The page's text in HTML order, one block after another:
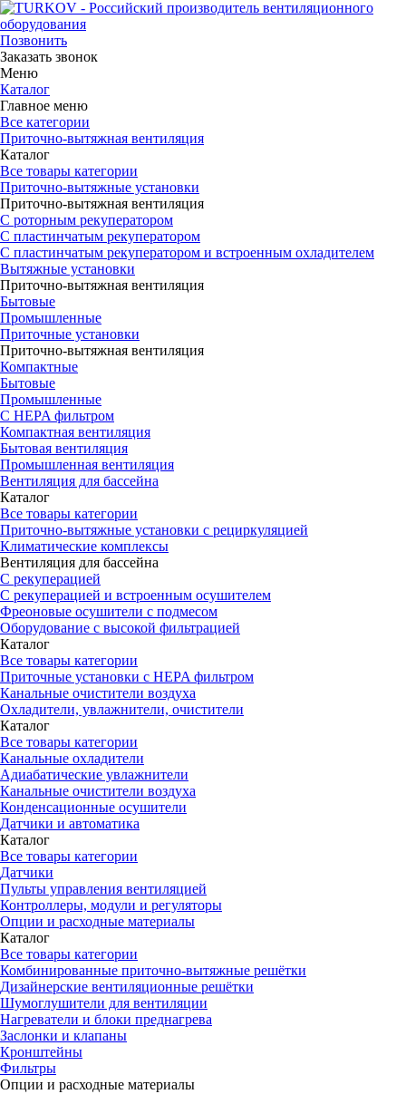
Позвонить
Заказать звонок
Меню
Каталог
Главное меню
Все категории
Приточно-вытяжная вентиляция
Каталог
Все товары категории
Приточно-вытяжные установки
Приточно-вытяжная вентиляция
С роторным рекуператором
С пластинчатым рекуператором
С пластинчатым рекуператором и встроенным охладителем
Вытяжные установки
Приточно-вытяжная вентиляция
Бытовые
Промышленные
Приточные установки
Приточно-вытяжная вентиляция
Компактные
Бытовые
Промышленные
С HEPA фильтром
Компактная вентиляция
Бытовая вентиляция
Промышленная вентиляция
Вентиляция для бассейна
Каталог
Все товары категории
Приточно-вытяжные установки с рециркуляцией
Климатические комплексы
Вентиляция для бассейна
С рекуперацией
С рекуперацией и встроенным осушителем
Фреоновые осушители с подмесом
Оборудование с высокой фильтрацией
Каталог
Все товары категории
Приточные установки c HEPA фильтром
Канальные очистители воздуха
Охладители, увлажнители, очистители
Каталог
Все товары категории
Канальные охладители
Адиабатические увлажнители
Канальные очистители воздуха
Конденсационные осушители
Датчики и автоматика
Каталог
Все товары категории
Датчики
Пульты управления вентиляцией
Контроллеры, модули и регуляторы
Опции и расходные материалы
Каталог
Все товары категории
Комбинированные приточно-вытяжные решётки
Дизайнерские вентиляционные решётки
Шумоглушители для вентиляции
Нагреватели и блоки преднагрева
Заслонки и клапаны
Кронштейны
Фильтры
Опции и расходные материалы